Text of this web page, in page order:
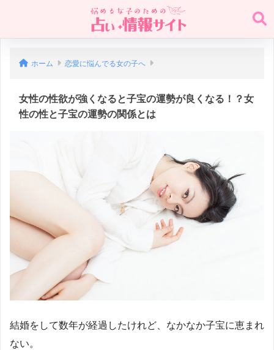
ホーム 恋愛に悩んでる女の子へ
女性の性欲が強くなると子宝の運勢が良くなる！？女
性の性と子宝の運勢の関係とは
結婚をして数年が経過したけれど、なかなか子宝に恵まれ
ない。